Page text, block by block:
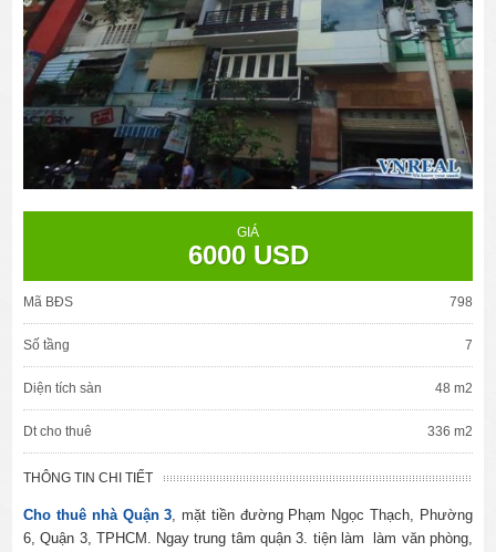
GIÁ
6000 USD
Mã BĐS 798
Số tầng 7
Diện tích sàn 48 m2
Dt cho thuê 336 m2
THÔNG TIN CHI TIẾT
Cho thuê nhà Quận 3, mặt tiền đường Phạm Ngọc Thạch, Phường
6, Quận 3, TPHCM. Ngay trung tâm quận 3. tiện làm làm văn phòng,